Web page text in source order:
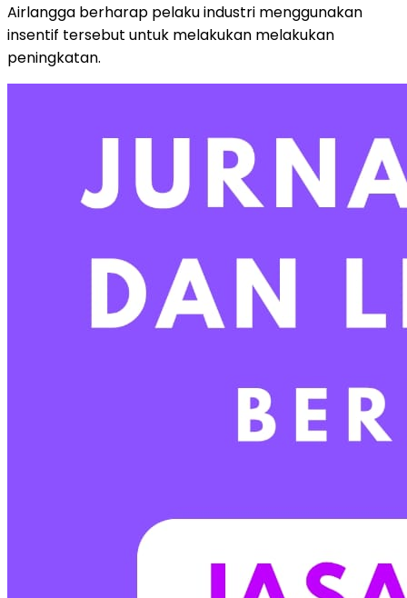
Airlangga berharap pelaku industri menggunakan
insentif tersebut untuk melakukan melakukan
peningkatan.